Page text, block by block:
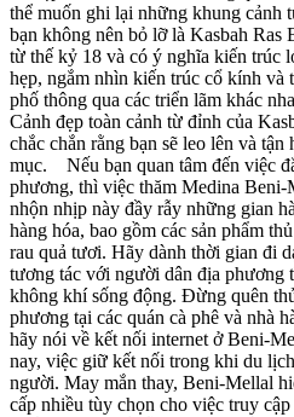
thể muốn ghi lại những khung
bạn không nên bỏ lỡ là Kasbah
từ thế kỷ 18 và có ý nghĩa kiến trúc
hẹp, ngắm nhìn kiến trúc cổ kính và
phố thông qua các triển lãm khác
Cảnh đẹp toàn cảnh từ đỉnh của
chắc chắn rằng bạn sẽ leo lên và
mục. Nếu bạn quan tâm đến việc
phương, thì việc thăm Medina
nhộn nhịp này đầy rẫy những gian
hàng hóa, bao gồm các sản phẩm
rau quả tươi. Hãy dành thời gian đi
tương tác với người dân địa phương
không khí sống động. Đừng quên
phương tại các quán cà phê và nhà
hãy nói về kết nối internet ở Beni-
nay, việc giữ kết nối trong khi du
người. May mắn thay, Beni-Mellal
cấp nhiều tùy chọn cho việc truy